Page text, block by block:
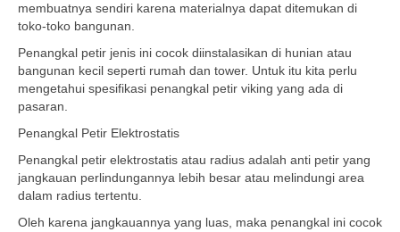
membuatnya sendiri karena materialnya dapat ditemukan di
toko-toko bangunan.
Penangkal petir jenis ini cocok diinstalasikan di hunian atau
bangunan kecil seperti rumah dan tower. Untuk itu kita perlu
mengetahui spesifikasi penangkal petir viking yang ada di
pasaran.
Penangkal Petir Elektrostatis
Penangkal petir elektrostatis atau radius adalah anti petir yang
jangkauan perlindungannya lebih besar atau melindungi area
dalam radius tertentu.
Oleh karena jangkauannya yang luas, maka penangkal ini cocok